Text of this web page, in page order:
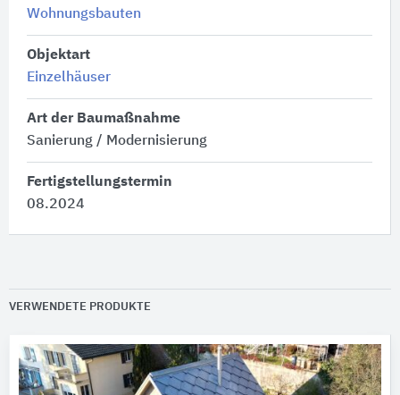
Wohnungsbauten
Objektart
Einzelhäuser
Art der Baumaßnahme
Sanierung / Modernisierung
Fertigstellungstermin
08.2024
VERWENDETE PRODUKTE